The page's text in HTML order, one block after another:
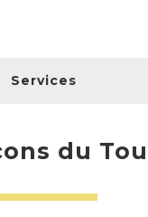
Services
du